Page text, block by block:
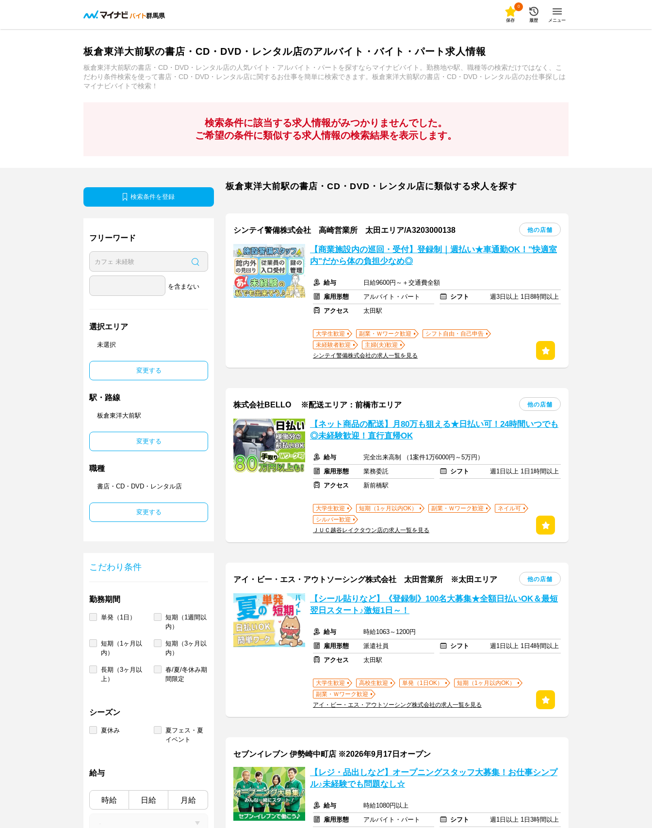
群馬県
0
保存 履歴 メニュー
板倉東洋大前駅の書店・CD・DVD・レンタル店のアルバイト・バイト・パート求人情報
板倉東洋大前駅の書店・CD・DVD・レンタル店の人気バイト・アルバイト・パートを探すならマイナビバイト。勤務地や駅、職種等の検索だけではなく、こ
だわり条件検索を使って書店・CD・DVD・レンタル店に関するお仕事を簡単に検索できます。板倉東洋大前駅の書店・CD・DVD・レンタル店のお仕事探しは
マイナビバイトで検索！
検索条件に該当する求人情報がみつかりませんでした。
ご希望の条件に類似する求人情報の検索結果を表示します。
検索条件を登録
フリーワード
を含まない
選択エリア
未選択
変更する
駅・路線
板倉東洋大前駅
変更する
職種
書店・CD・DVD・レンタル店
変更する
こだわり条件
勤務期間
単発（1日）
短期（1週間以
内）
短期（1ヶ月以
内）
短期（3ヶ月以
内）
長期（3ヶ月以
上）
春/夏/冬休み期
間限定
シーズン
夏休み
夏フェス・夏
イベント
給与
時給 日給 月給
板倉東洋大前駅の書店・CD・DVD・レンタル店に類似する求人を探す
シンテイ警備株式会社 高崎営業所 太田エリア/A3203000138 他の店舗
【商業施設内の巡回・受付】登録制｜週払い★車通勤OK！"快適室
内"だから体の負担少なめ◎
給与
日給9600円～＋交通費全額
雇用形態
アルバイト・パート シフト
週3日以上 1日8時間以上
アクセス
太田駅
大学生歓迎 副業・Ｗワーク歓迎
シフト自由・自己申告
未経験者歓迎
主婦(夫)歓迎
シンテイ警備株式会社の求人一覧を見る
株式会社BELLO ※配送エリア：前橋市エリア 他の店舗
【ネット商品の配送】月80万も狙える★日払い可！24時間いつでも
◎未経験歓迎！直行直帰OK
給与
完全出来高制 （1案件1万6000円～5万円）
雇用形態
業務委託 シフト
週1日以上 1日1時間以上
アクセス
新前橋駅
大学生歓迎 短期（1ヶ月以内OK） 副業・Ｗワーク歓迎
ネイル可
シルバー歓迎
ＪＵＣ越谷レイクタウン店の求人一覧を見る
アイ・ビー・エス・アウトソーシング株式会社 太田営業所 ※太田エリア 他の店舗
【シール貼りなど】《登録制》100名大募集★全額日払いOK＆最短
翌日スタート♪激短1日～！
給与
時給1063～1200円
雇用形態
派遣社員 シフト
週1日以上 1日4時間以上
アクセス
太田駅
大学生歓迎 高校生歓迎 単発（1日OK）
短期（1ヶ月以内OK）
副業・Ｗワーク歓迎
アイ・ビー・エス・アウトソーシング株式会社の求人一覧を見る
セブンイレブン 伊勢崎中町店 ※2026年9月17日オープン
【レジ・品出しなど】オープニングスタッフ大募集！お仕事シンプ
ル♪未経験でも問題なし☆
給与
時給1080円以上
雇用形態
アルバイト・パート シフト
週1日以上 1日3時間以上